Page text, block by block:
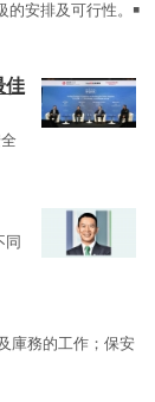
的安排及可行性。￭
佳
同
庫務的工作；保安